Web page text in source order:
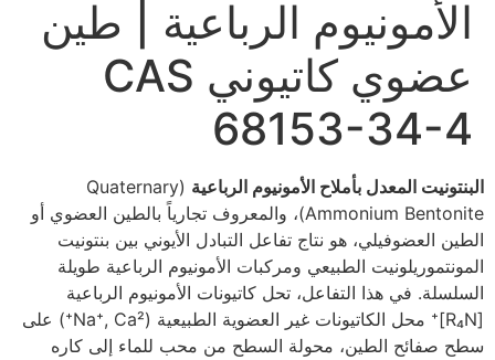
الأمونيوم الرباعية | طين
عضوي كاتيوني CAS
68153-34-4
البنتونيت المعدل بأملاح الأمونيوم الرباعية (Quaternary
Ammonium Bentonite)، والمعروف تجارياً بالطين العضوي أو
الطين العضوفيلي، هو نتاج تفاعل التبادل الأيوني بين بنتونيت
المونتموريلونيت الطبيعي ومركبات الأمونيوم الرباعية طويلة
السلسلة. في هذا التفاعل، تحل كاتيونات الأمونيوم الرباعية
[R₄N]⁺ محل الكاتيونات غير العضوية الطبيعية (Na⁺, Ca²⁺) على
سطح صفائح الطين، محولة السطح من محب للماء إلى كاره